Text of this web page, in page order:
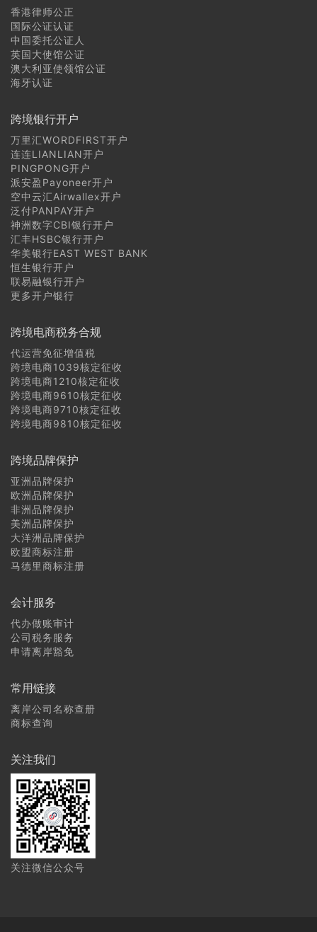
香港律师公正
国际公证认证
中国委托公证人
英国大使馆公证
澳大利亚使领馆公证
海牙认证
跨境银行开户
万里汇WORDFIRST开户
连连LIANLIAN开户
PINGPONG开户
派安盈Payoneer开户
空中云汇Airwallex开户
泛付PANPAY开户
神洲数字CBI银行开户
汇丰HSBC银行开户
华美银行EAST WEST BANK
恒生银行开户
联易融银行开户
更多开户银行
跨境电商税务合规
代运营免征增值税
跨境电商1039核定征收
跨境电商1210核定征收
跨境电商9610核定征收
跨境电商9710核定征收
跨境电商9810核定征收
跨境品牌保护
亚洲品牌保护
欧洲品牌保护
非洲品牌保护
美洲品牌保护
大洋洲品牌保护
欧盟商标注册
马德里商标注册
会计服务
代办做账审计
公司税务服务
申请离岸豁免
常用链接
离岸公司名称查册
商标查询
关注我们
关注微信公众号